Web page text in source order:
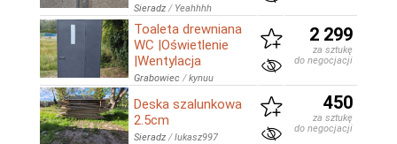
Sieradz / Yeahhhh
Toaleta drewniana
WC |Oświetlenie
|Wentylacja
Grabowiec /kynuu
2 299
za sztukę
do negocjacji
Deska szalunkowa
2.5cm
Sieradz /lukasz997
450
za sztukę
do negocjacji